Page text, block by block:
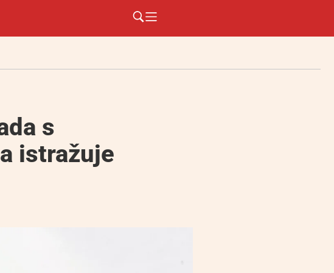
s
istražuje